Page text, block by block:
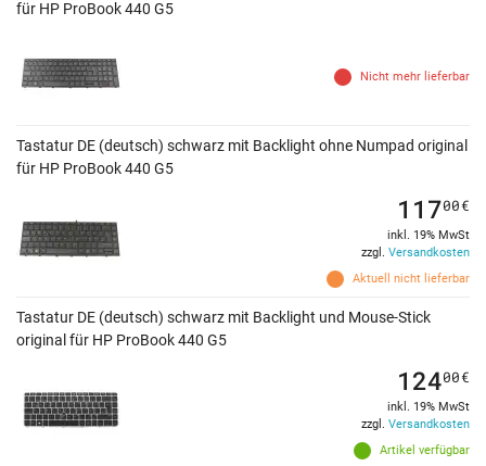
für HP ProBook 440 G5
Nicht mehr lieferbar
Tastatur DE (deutsch) schwarz mit Backlight ohne Numpad original
für HP ProBook 440 G5
Aktuell nicht lieferbar
11700€
inkl. 19% MwSt
zzgl. Versandkosten
Tastatur DE (deutsch) schwarz mit Backlight und Mouse-Stick
original für HP ProBook 440 G5
Artikel verfügbar
12400€
inkl. 19% MwSt
zzgl. Versandkosten